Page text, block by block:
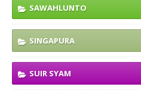
SAWAHLUNTO
SINGAPURA
SUIR SYAM